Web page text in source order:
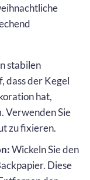
stabilen
dass der Kegel
hat,
Verwenden Sie
zu fixieren.
Wickeln Sie den
Diese